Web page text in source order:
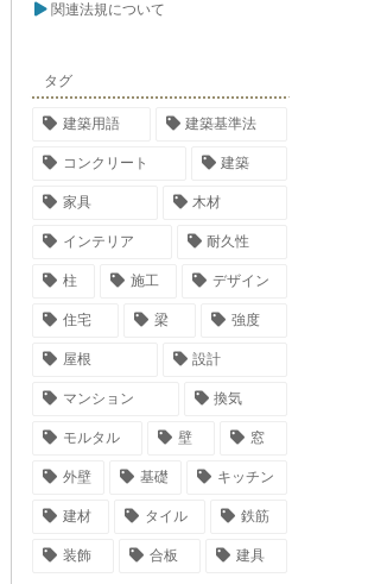
関連法規について
タグ
建築用語 建築基準法
コンクリート 建築
家具 木材
インテリア 耐久性
柱 施工 デザイン
住宅 梁 強度
屋根 設計
マンション 換気
モルタル 壁 窓
外壁 基礎 キッチン
建材 タイル 鉄筋
装飾 合板 建具